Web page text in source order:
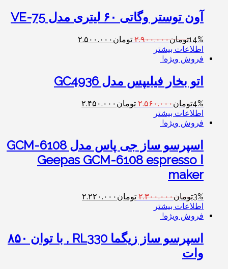
آون توستر وگاتی ۶۰ لیتری مدل VE-75
14%تومان۲.۹۰۰.۰۰۰ تومان ۲.۵۰۰.۰۰۰
اطلاعات بیشتر
فروش ویژه!
اتو بخار فیلیپس مدل GC4936
4%تومان۲.۵۶۰.۰۰۰ تومان ۲.۴۵۰.۰۰۰
اطلاعات بیشتر
فروش ویژه!
اسپرسو ساز جی پاس مدل GCM-6108
ا Geepas GCM-6108 espresso
maker
3%تومان۲.۳۰۰.۰۰۰ تومان ۲.۲۲۰.۰۰۰
اطلاعات بیشتر
فروش ویژه!
اسپرسو ساز زیگما RL330 , با توان ۸۵۰
وات